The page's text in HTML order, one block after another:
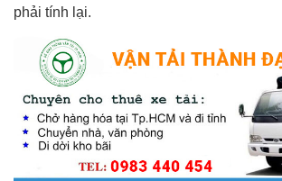
phải tính lại.